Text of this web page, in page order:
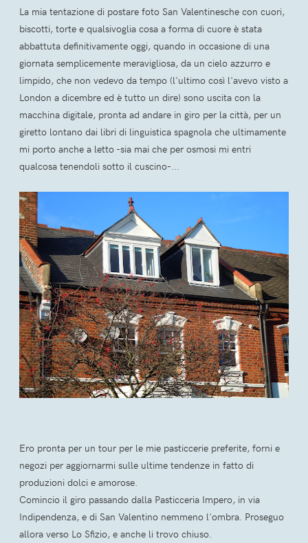
La mia tentazione di postare foto San Valentinesche con cuori,
biscotti, torte e qualsivoglia cosa a forma di cuore è stata
abbattuta definitivamente oggi, quando in occasione di una
giornata semplicemente meravigliosa, da un cielo azzurro e
limpido, che non vedevo da tempo (l'ultimo così l'avevo visto a
London a dicembre ed è tutto un dire) sono uscita con la
macchina digitale, pronta ad andare in giro per la città, per un
giretto lontano dai libri di linguistica spagnola che ultimamente
mi porto anche a letto -sia mai che per osmosi mi entri
qualcosa tenendoli sotto il cuscino-...
Ero pronta per un tour per le mie pasticcerie preferite, forni e
negozi per aggiornarmi sulle ultime tendenze in fatto di
produzioni dolci e amorose.
Comincio il giro passando dalla Pasticceria Impero, in via
Indipendenza, e di San Valentino nemmeno l'ombra. Proseguo
allora verso Lo Sfizio, e anche li trovo chiuso.